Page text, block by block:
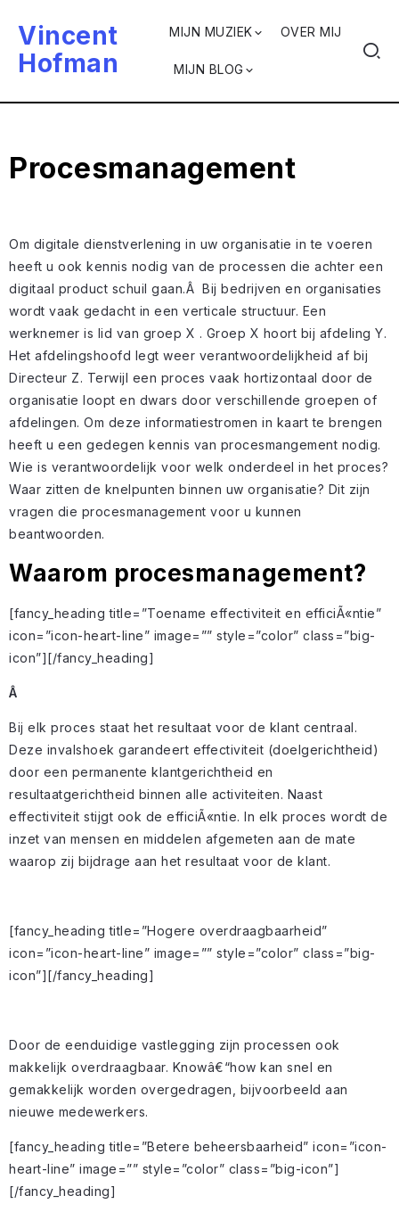
Vincent
Hofman
MIJN MUZIEK OVER MIJ
MIJN BLOG
Procesmanagement
Om digitale dienstverlening in uw organisatie in te voeren
heeft u ook kennis nodig van de processen die achter een
digitaal product schuil gaan.Â Bij bedrijven en organisaties
wordt vaak gedacht in een verticale structuur. Een
werknemer is lid van groep X . Groep X hoort bij afdeling Y.
Het afdelingshoofd legt weer verantwoordelijkheid af bij
Directeur Z. Terwijl een proces vaak hortizontaal door de
organisatie loopt en dwars door verschillende groepen of
afdelingen. Om deze informatiestromen in kaart te brengen
heeft u een gedegen kennis van procesmangement nodig.
Wie is verantwoordelijk voor welk onderdeel in het proces?
Waar zitten de knelpunten binnen uw organisatie? Dit zijn
vragen die procesmanagement voor u kunnen
beantwoorden.
Waarom procesmanagement?
[fancy_heading title=”Toename effectiviteit en efficiÃ«ntie”
icon=”icon-heart-line” image=”” style=”color” class=”big-
icon”][/fancy_heading]
Â
Bij elk proces staat het resultaat voor de klant centraal.
Deze invalshoek garandeert effectiviteit (doelgerichtheid)
door een permanente klantgerichtheid en
resultaatgerichtheid binnen alle activiteiten. Naast
effectiviteit stijgt ook de efficiÃ«ntie. In elk proces wordt de
inzet van mensen en middelen afgemeten aan de mate
waarop zij bijdrage aan het resultaat voor de klant.
[fancy_heading title=”Hogere overdraagbaarheid”
icon=”icon-heart-line” image=”” style=”color” class=”big-
icon”][/fancy_heading]
Door de eenduidige vastlegging zijn processen ook
makkelijk overdraagbaar. Knowâ€“how kan snel en
gemakkelijk worden overgedragen, bijvoorbeeld aan
nieuwe medewerkers.
[fancy_heading title=”Betere beheersbaarheid” icon=”icon-
heart-line” image=”” style=”color” class=”big-icon”]
[/fancy_heading]